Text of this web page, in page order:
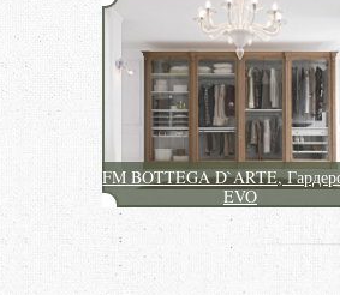
FM BOTTEGA D`ARTE,
EVO